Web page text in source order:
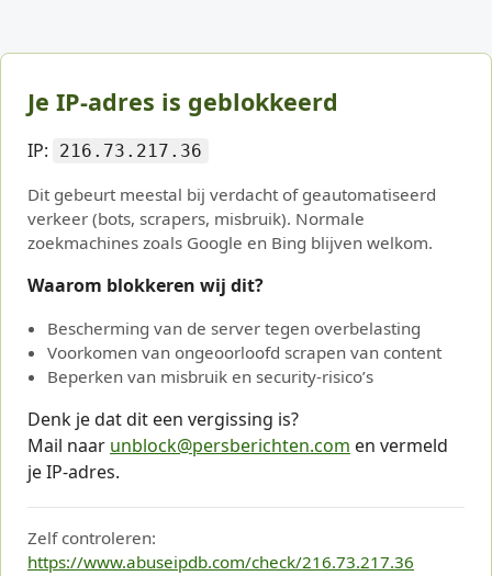
Je IP-adres is geblokkeerd
IP: 216.73.217.36
Dit gebeurt meestal bij verdacht of geautomatiseerd
verkeer (bots, scrapers, misbruik). Normale
zoekmachines zoals Google en Bing blijven welkom.
Waarom blokkeren wij dit?
Bescherming van de server tegen overbelasting
Voorkomen van ongeoorloofd scrapen van content
Beperken van misbruik en security-risico’s
Denk je dat dit een vergissing is?
Mail naar unblock@persberichten.com en vermeld
je IP-adres.
Zelf controleren:
https://www.abuseipdb.com/check/216.73.217.36